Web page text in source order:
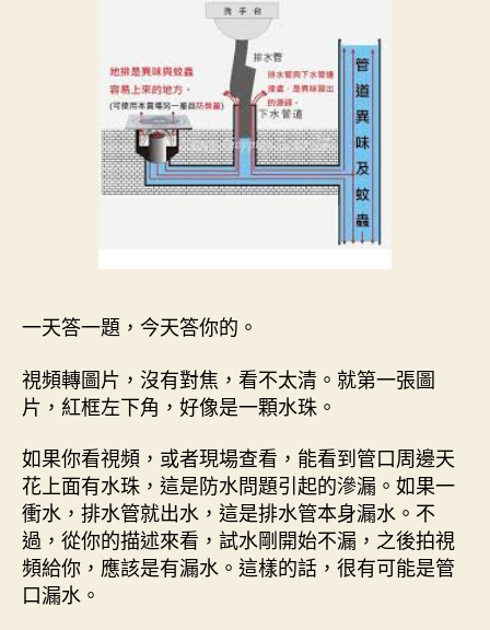
一天答一題，今天答你的。
視頻轉圖片，沒有對焦，看不太清。就第一張圖
片，紅框左下角，好像是一顆水珠。
如果你看視頻，或者現場查看，能看到管口周邊天
花上面有水珠，這是防水問題引起的滲漏。如果一
衝水，排水管就出水，這是排水管本身漏水。不
過，從你的描述來看，試水剛開始不漏，之後拍視
頻給你，應該是有漏水。這樣的話，很有可能是管
口漏水。